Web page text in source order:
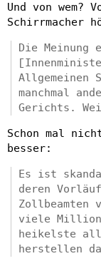
Und von wem?
Schirrmacher
Die Meinung
Allgemeinen
manchmal
Gerichts.
Schon mal
besser:
Es ist
deren
Zollbeamten
viele
heikelste
herstellen